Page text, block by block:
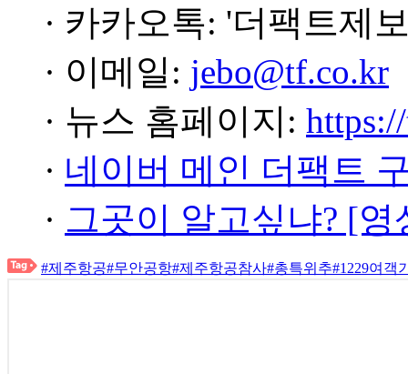
· 카카오톡: '더팩트제
· 이메일: jebo@tf.co.kr
· 뉴스 홈페이지:
· 네이버 메인 더팩트
· 그곳이 알고싶냐? [
#제주항공#무안공항#제주항공참사#총특위추#1229여객